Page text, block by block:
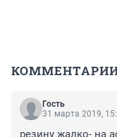
Гость
31 марта 2019,
резину жалко- на